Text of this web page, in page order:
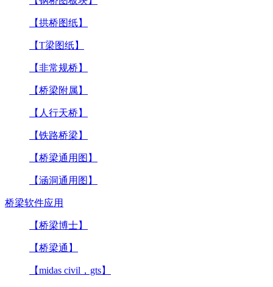
【拱桥图纸】
【T梁图纸】
【非常规桥】
【桥梁附属】
【人行天桥】
【铁路桥梁】
【桥梁通用图】
【涵洞通用图】
桥梁软件应用
【桥梁博士】
【桥梁通】
【midas civil，gts】